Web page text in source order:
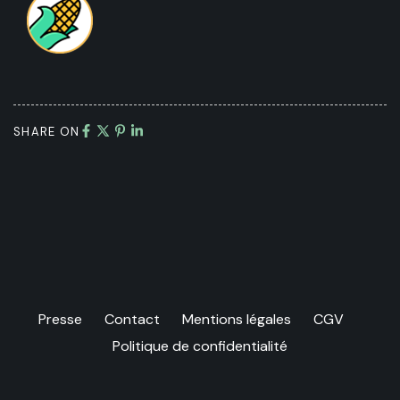
SHARE ON
Presse Contact Mentions légales
CGV
Politique de confidentialité